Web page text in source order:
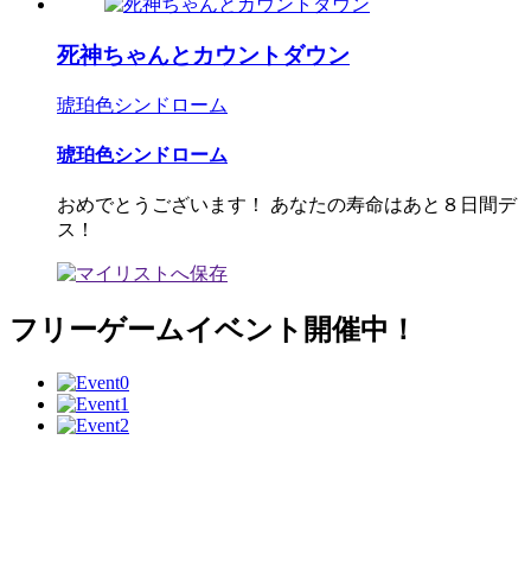
死神ちゃんとカウントダウン
琥珀色シンドローム
琥珀色シンドローム
おめでとうございます！ あなたの寿命はあと８日間デ
ス！
フリーゲームイベント開催中！